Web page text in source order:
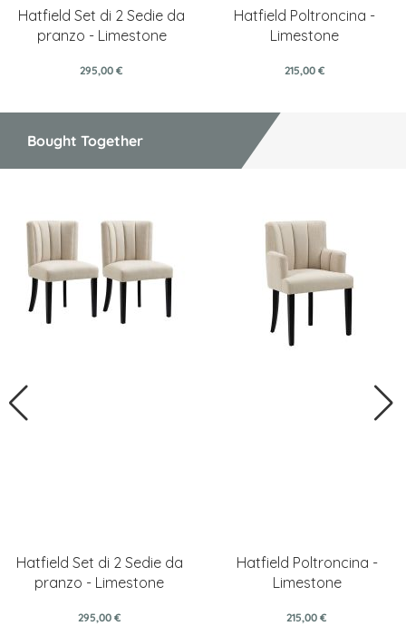
Hatfield Set di 2 Sedie da
pranzo - Limestone
295,00 €
Hatfield Poltroncina -
Limestone
215,00 €
Bought Together
Hatfield Set di 2 Sedie da
pranzo - Limestone
295,00 €
Hatfield Poltroncina -
Limestone
215,00 €